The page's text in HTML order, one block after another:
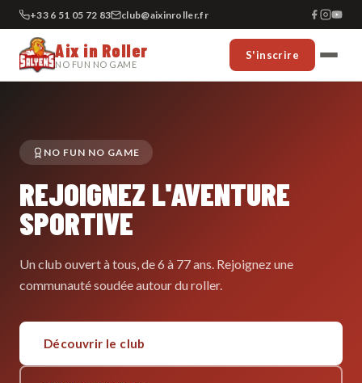
+33 6 51 05 72 83 club@aixinroller.fr
Aix in Roller
NO FUN NO GAME
S'inscrire
NO FUN NO GAME
REJOIGNEZ L'AVENTURE
SPORTIVE
Un club ouvert à tous, de 6 à 77 ans. Rejoignez une
communauté soudée autour du roller.
Découvrir le club